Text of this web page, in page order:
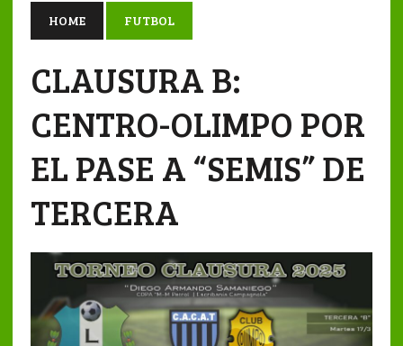
HOME FUTBOL
CLAUSURA B:
CENTRO-OLIMPO POR
EL PASE A “SEMIS” DE
TERCERA